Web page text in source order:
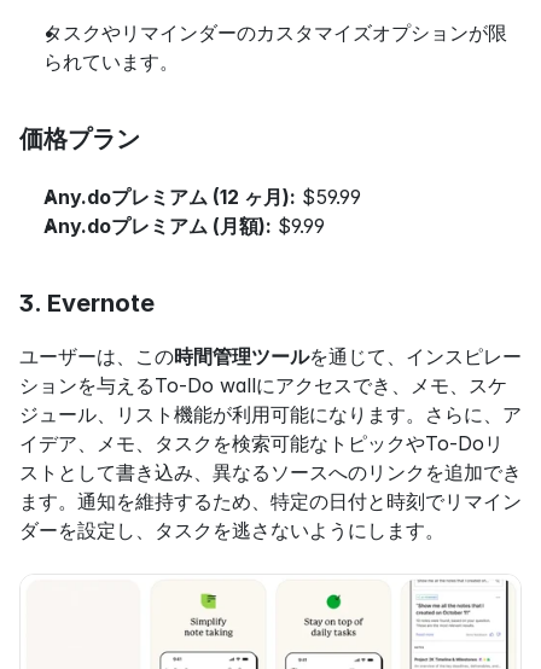
タスクやリマインダーのカスタマイズオプションが限
られています。
価格プラン
Any.doプレミアム (12 ヶ月): $59.99
Any.doプレミアム (月額): $9.99
3. Evernote
ユーザーは、この時間管理ツールを通じて、インスピレー
ションを与えるTo-Do wallにアクセスでき、メモ、スケ
ジュール、リスト機能が利用可能になります。さらに、ア
イデア、メモ、タスクを検索可能なトピックやTo-Doリ
ストとして書き込み、異なるソースへのリンクを追加でき
ます。通知を維持するため、特定の日付と時刻でリマイン
ダーを設定し、タスクを逃さないようにします。